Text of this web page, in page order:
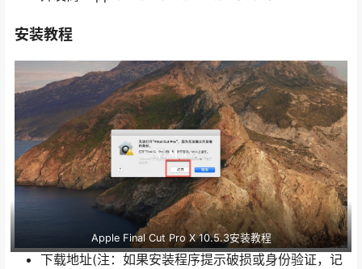
安装教程
Apple Final Cut Pro X 10.5.3安装教程
下载地址(注：如果安装程序提示破损或身份验证，记